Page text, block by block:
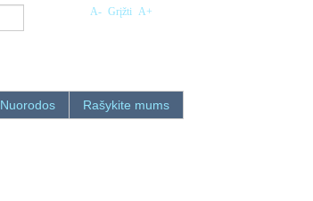
A- Grįžti A+
Nuorodos Rašykite mums